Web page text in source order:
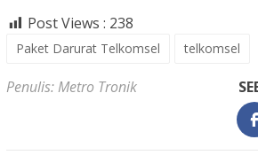
Post Views : 238
Paket Darurat Telkomsel telkomsel
Penulis: Metro Tronik